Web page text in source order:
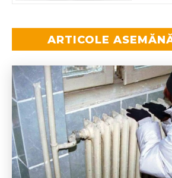
ARTICOLE